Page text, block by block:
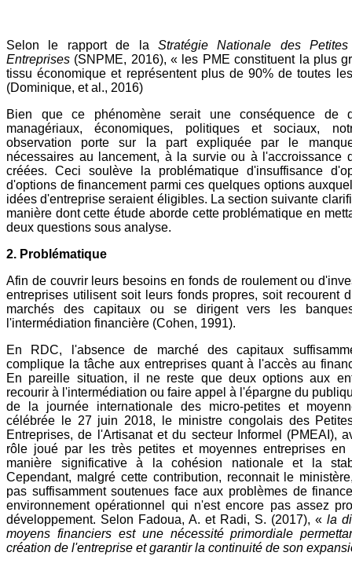
Selon le rapport de la Stratégie Nationale des
Entreprises (SNPME, 2016), « les PME constituent la plus
tissu économique et représentent plus de 90% de toutes
(Dominique, et al., 2016)
Bien que ce phénomène serait une conséquence de
managériaux, économiques, politiques et sociaux,
observation porte sur la part expliquée par le
nécessaires au lancement, à la survie ou à l'accroissance
créées. Ceci soulève la problématique d'insuffisance
d'options de financement parmi ces quelques options
idées d'entreprise seraient éligibles. La section suivante
manière dont cette étude aborde cette problématique en
deux questions sous analyse.
2. Problématique
Afin de couvrir leurs besoins en fonds de roulement ou
entreprises utilisent soit leurs fonds propres, soit recourent
marchés des capitaux ou se dirigent vers les
l'intermédiation financière (Cohen, 1991).
En RDC, l'absence de marché des capitaux
complique la tâche aux entreprises quant à l'accès au
En pareille situation, il ne reste que deux options aux
recourir à l'intermédiation ou faire appel à l'épargne du
de la journée internationale des micro-petites et
célébrée le 27 juin 2018, le ministre congolais des
Entreprises, de l'Artisanat et du secteur Informel (PMEAI),
rôle joué par les très petites et moyennes entreprises en
manière significative à la cohésion nationale et la
Cependant, malgré cette contribution, reconnait le
pas suffisamment soutenues face aux problèmes de
environnement opérationnel qui n'est encore pas assez
développement. Selon Fadoua, A. et Radi, S. (2017), « la
moyens financiers est une nécessité primordiale
création de l'entreprise et garantir la continuité de son